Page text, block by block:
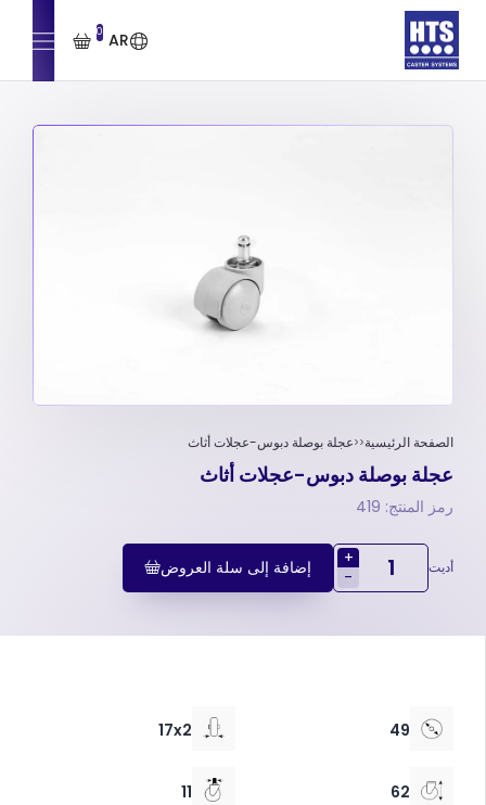
AR
0
الصفحة الرئيسية عجلة بوصلة دبوس-عجلات أثاث
عجلة بوصلة دبوس-عجلات أثاث
رمز المنتج: 419
أديت
+
-
إضافة إلى سلة العروض
49
17x2
62
11